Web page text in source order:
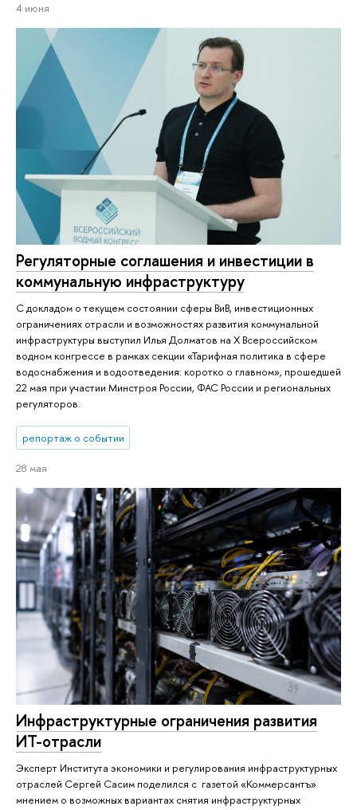
4 июня
Регуляторные соглашения и инвестиции в
коммунальную инфраструктуру
С докладом о текущем состоянии сферы ВиВ, инвестиционных
ограничениях отрасли и возможностях развития коммунальной
инфраструктуры выступил Илья Долматов на X Всероссийском
водном конгрессе в рамках секции «Тарифная политика в сфере
водоснабжения и водоотведения: коротко о главном», прошедшей
22 мая при участии Минстроя России, ФАС России и региональных
регуляторов.
репортаж о событии
28 мая
Инфраструктурные ограничения развития
ИТ-отрасли
Эксперт Института экономики и регулирования инфраструктурных
отраслей Сергей Сасим поделился с газетой «Коммерсантъ»
мнением о возможных вариантах снятия инфраструктурных